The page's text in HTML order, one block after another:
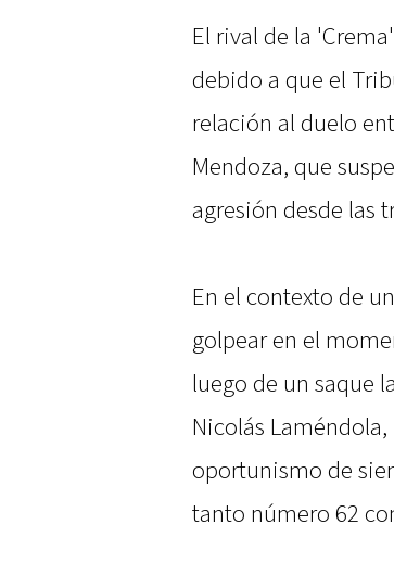
El rival de la
debido a que el
relación al duelo
Mendoza, que
agresión desde las
En el contexto de
golpear en el
luego de un saque
Nicolás
oportunismo de
tanto número 62